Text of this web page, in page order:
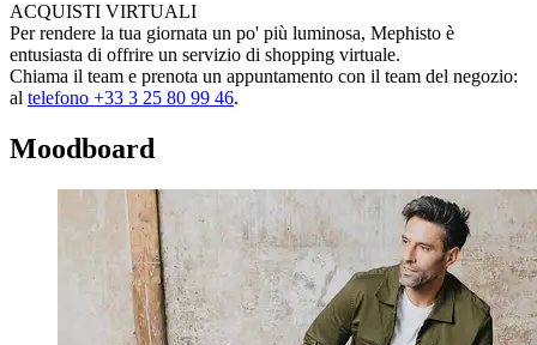
ACQUISTI VIRTUALI
Per rendere la tua giornata un po' più luminosa, Mephisto è
entusiasta di offrire un servizio di shopping virtuale.
Chiama il team e prenota un appuntamento con il team del negozio:
al telefono +33 3 25 80 99 46.
Moodboard